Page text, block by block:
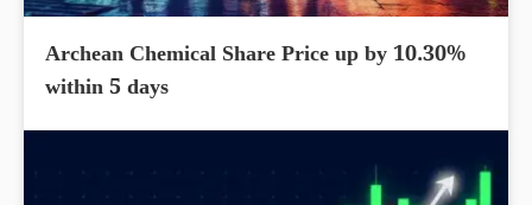
Archean Chemical Share Price up by 10.30%
within 5 days